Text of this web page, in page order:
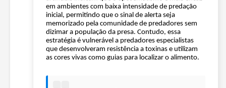
em ambientes com baixa intensidade de predação
inicial, permitindo que o sinal de alerta seja
memorizado pela comunidade de predadores sem
dizimar a população da presa. Contudo, essa
estratégia é vulnerável a predadores especialistas
que desenvolveram resistência a toxinas e utilizam
as cores vivas como guias para localizar o alimento.